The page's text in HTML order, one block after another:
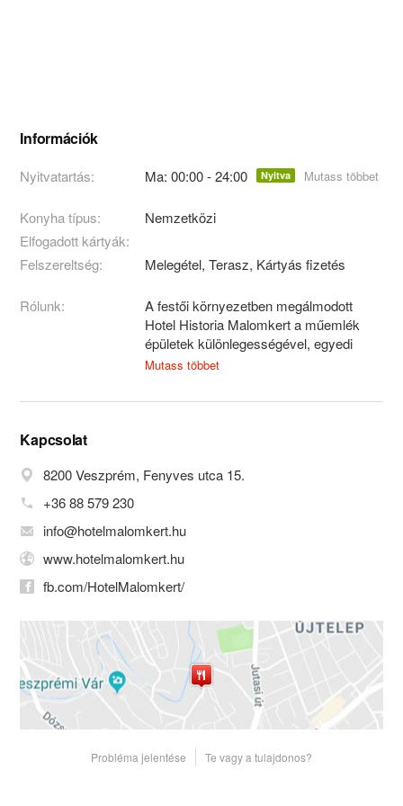
Információk
Nyitvatartás: Ma: 00:00 - 24:00 Nyitva Mutass többet
Konyha típus:
Nemzetközi
Elfogadott kártyák:
Felszereltség:
Melegétel, Terasz, Kártyás fizetés
Rólunk:
A festői környezetben megálmodott
Hotel Historia Malomkert a műemlék
épületek különlegességével, egyedi
stílusával és egyedülálló panorámával a
városnézésre érkezőket és üzleti
A Séd patak partján műemlék épületben
gyönyörködtető környezetben, egyedi
szolgáltatásokkal és figyelmes
kiszolgálással várja a városba
látogatókat.
megőrizte a múlt század hangulatát és
modern stílussal járul hozzá az élmény
kiteljesedéséhez. Minden szobánk
egyedileg berendezett, fürdőszobával,
telefonnal, minibárral, LCD TV-vel és
ingyenes WIFI kapcsolattal ellátott.
otthont biztosít olyan meghitt családi
Mutass többet
Kapcsolat
8200 Veszprém, Fenyves utca 15.
+36 88 579 230
info@hotelmalomkert.hu
www.hotelmalomkert.hu
fb.com/HotelMalomkert/
Probléma jelentése Te vagy a tulajdonos?